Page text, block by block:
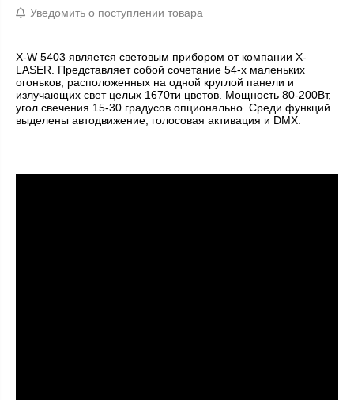
Уведомить о поступлении товара
X-W 5403 является световым прибором от компании X-
LASER. Представляет собой сочетание 54-х маленьких
огоньков, расположенных на одной круглой панели и
излучающих свет целых 1670ти цветов. Мощность 80-200Вт,
угол свечения 15-30 градусов опционально. Среди функций
выделены автодвижение, голосовая активация и DMX.